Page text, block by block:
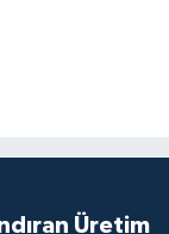
Üretim